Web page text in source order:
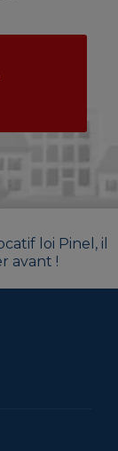
loi Pinel, il
avant !